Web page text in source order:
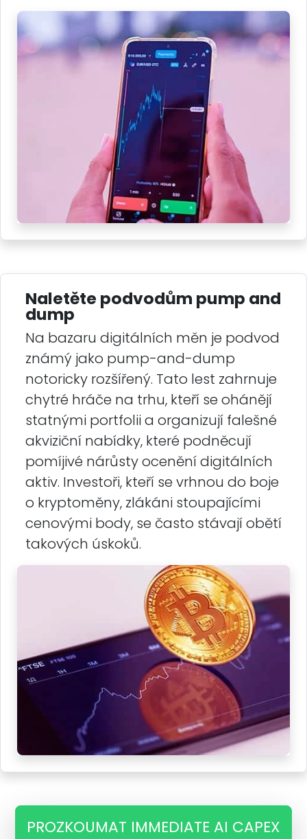
Naletěte podvodům pump and
dump
Na bazaru digitálních měn je podvod
známý jako pump-and-dump
notoricky rozšířený. Tato lest zahrnuje
chytré hráče na trhu, kteří se ohánějí
statnými portfolii a organizují falešné
akviziční nabídky, které podněcují
pomíjivé nárůsty ocenění digitálních
aktiv. Investoři, kteří se vrhnou do boje
o kryptoměny, zlákáni stoupajícími
cenovými body, se často stávají obětí
takových úskoků.
PROZKOUMAT IMMEDIATE AI CAPEX